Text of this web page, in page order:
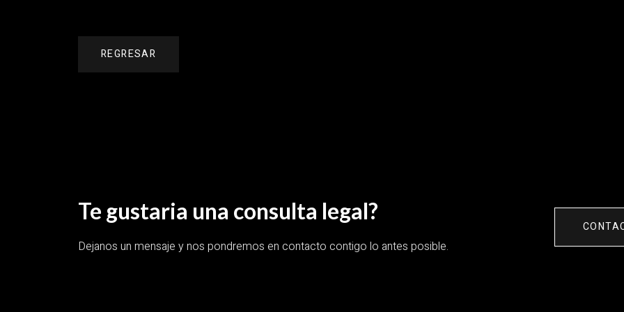
REGRESAR
Te gustaria una consulta legal?
Dejanos un mensaje y nos pondremos en contacto contigo lo antes posible.